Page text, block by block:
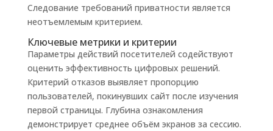
Следование требований приватности является
неотъемлемым критерием.
Ключевые метрики и критерии
Параметры действий посетителей содействуют
оценить эффективность цифровых решений.
Критерий отказов выявляет пропорцию
пользователей, покинувших сайт после изучения
первой страницы. Глубина ознакомления
демонстрирует среднее объём экранов за сессию.